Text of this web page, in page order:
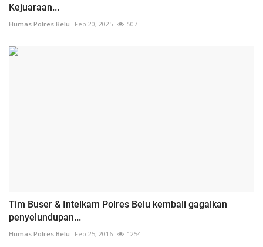
Kejuaraan...
Humas Polres Belu Feb 20, 2025 507
Tim Buser & Intelkam Polres Belu kembali gagalkan
penyelundupan...
Humas Polres Belu Feb 25, 2016 1254